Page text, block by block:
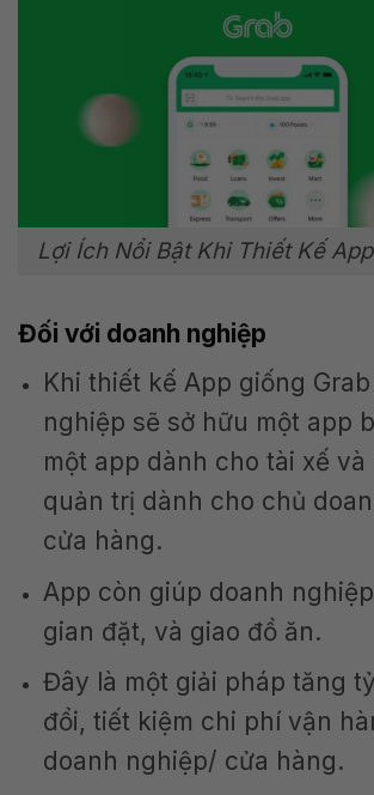
Lợi Ích Nổi Bật Khi Thiết Kế
Đối với doanh nghiệp
Khi thiết kế App giống
nghiệp sẽ sở hữu một app
một app dành cho tài xế và
quản trị dành cho chủ
cửa hàng.
App còn giúp doanh
gian đặt, và giao đồ ăn.
Đây là một giải pháp tăng
đổi, tiết kiệm chi phí vận
doanh nghiệp/ cửa hàng.